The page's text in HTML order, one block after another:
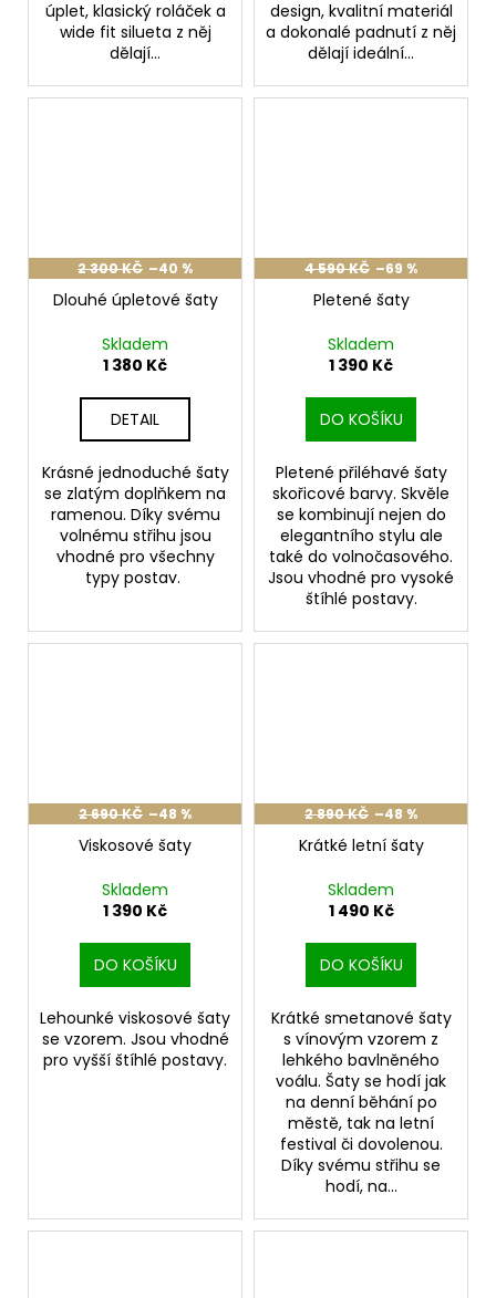
úplet, klasický roláček a
wide fit silueta z něj
dělají...
design, kvalitní materiál
a dokonalé padnutí z něj
dělají ideální...
2 300 KČ –40 %
Dlouhé úpletové šaty
Skladem
1 380 Kč
DETAIL
Krásné jednoduché šaty
se zlatým doplňkem na
ramenou. Díky svému
volnému střihu jsou
vhodné pro všechny
typy postav.
4 590 KČ –69 %
Pletené šaty
Skladem
1 390 Kč
DO KOŠÍKU
Pletené přiléhavé šaty
skořicové barvy. Skvěle
se kombinují nejen do
elegantního stylu ale
také do volnočasového.
Jsou vhodné pro vysoké
štíhlé postavy.
2 690 KČ –48 %
Viskosové šaty
Skladem
1 390 Kč
DO KOŠÍKU
Lehounké viskosové šaty
se vzorem. Jsou vhodné
pro vyšší štíhlé postavy.
2 890 KČ –48 %
Krátké letní šaty
Skladem
1 490 Kč
DO KOŠÍKU
Krátké smetanové šaty
s vínovým vzorem z
lehkého bavlněného
voálu. Šaty se hodí jak
na denní běhání po
městě, tak na letní
festival či dovolenou.
Díky svému střihu se
hodí, na...